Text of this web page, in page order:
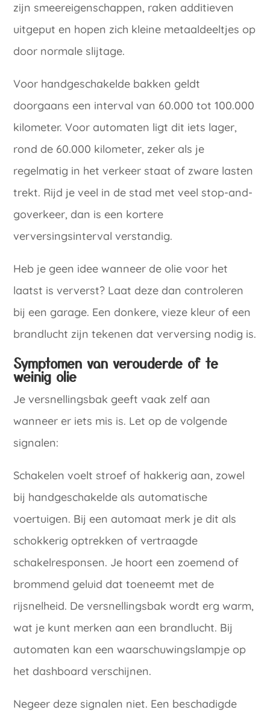
zijn smeereigenschappen, raken additieven
uitgeput en hopen zich kleine metaaldeeltjes op
door normale slijtage.
Voor handgeschakelde bakken geldt
doorgaans een interval van 60.000 tot 100.000
kilometer. Voor automaten ligt dit iets lager,
rond de 60.000 kilometer, zeker als je
regelmatig in het verkeer staat of zware lasten
trekt. Rijd je veel in de stad met veel stop-and-
goverkeer, dan is een kortere
verversingsinterval verstandig.
Heb je geen idee wanneer de olie voor het
laatst is ververst? Laat deze dan controleren
bij een garage. Een donkere, vieze kleur of een
brandlucht zijn tekenen dat verversing nodig is.
Symptomen van verouderde of te
weinig olie
Je versnellingsbak geeft vaak zelf aan
wanneer er iets mis is. Let op de volgende
signalen:
Schakelen voelt stroef of hakkerig aan, zowel
bij handgeschakelde als automatische
voertuigen. Bij een automaat merk je dit als
schokkerig optrekken of vertraagde
schakelresponsen. Je hoort een zoemend of
brommend geluid dat toeneemt met de
rijsnelheid. De versnellingsbak wordt erg warm,
wat je kunt merken aan een brandlucht. Bij
automaten kan een waarschuwingslampje op
het dashboard verschijnen.
Negeer deze signalen niet. Een beschadigde